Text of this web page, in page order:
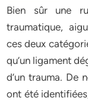
Bien sûr une
traumatique,
ces deux
qu’un ligament
d’un trauma. De
ont été